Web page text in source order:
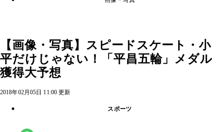
【画像・写真】スピードスケート・小
平だけじゃない！「平昌五輪」メダル
獲得大予想
2018年02月05日 11:00 更新
スポーツ